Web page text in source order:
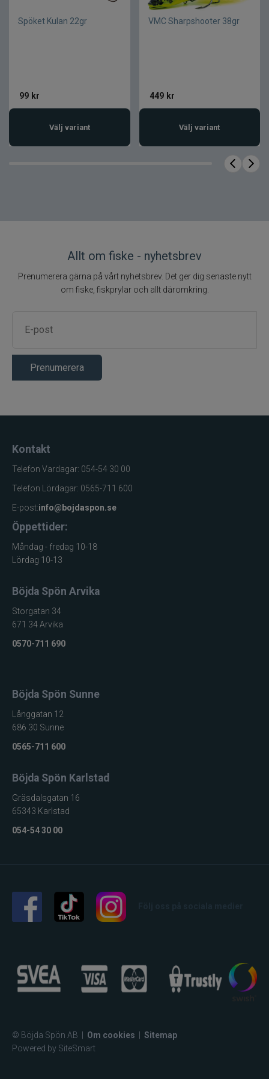
Rullfäste
Shimano CI4+
Spöket Kulan 22gr
99 kr
Välj variant
VMC Sharpshooter 38gr
449 kr
Välj variant
Allt om fiske - nyhetsbrev
Prenumerera gärna på vårt nyhetsbrev. Det ger dig senaste nytt
om fiske, fiskprylar och allt däromkring.
Prenumerera
Kontakt
Telefon Vardagar: 054-54 30 00
Telefon Lördagar: 0565-711 600
E-post:info@bojdaspon.se
Öppettider:
Måndag - fredag 10-18
Lördag 10-13
Böjda Spön Arvika
Storgatan 34
671 34 Arvika
0570-711 690
Böjda Spön Sunne
Långgatan 12
686 30 Sunne
0565-711 600
Böjda Spön Karlstad
Gräsdalsgatan 16
65343 Karlstad
054-54 30 00
© Böjda Spön AB Om cookies
Sitemap
Powered by SiteSmart